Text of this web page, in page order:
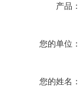
产品：
您的单位：
您的姓名：